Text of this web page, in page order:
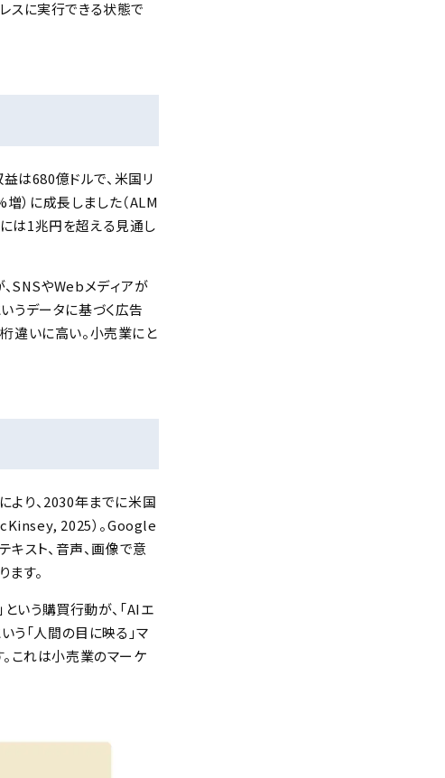
スに実行できる状態で
は680億ドルで、米国リ
）に成長しました（ALM
は1兆円を超える見通し
SNSやWebメディアが
うデータに基づく広告
違いに高い。小売業にと
より、2030年までに米国
2025）。Google
スト、音声、画像で意
す。
いう購買行動が、「AIエ
う「人間の目に映る」マ
これは小売業のマーケ